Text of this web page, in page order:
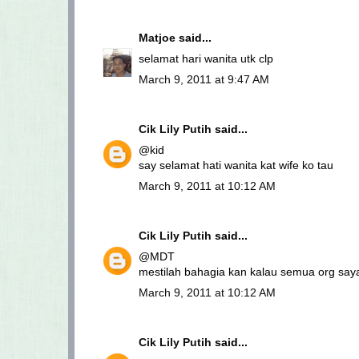
Matjoe said...
selamat hari wanita utk clp
March 9, 2011 at 9:47 AM
Cik Lily Putih said...
@kid
say selamat hati wanita kat wife ko tau
March 9, 2011 at 10:12 AM
Cik Lily Putih said...
@MDT
mestilah bahagia kan kalau semua org
March 9, 2011 at 10:12 AM
Cik Lily Putih said...